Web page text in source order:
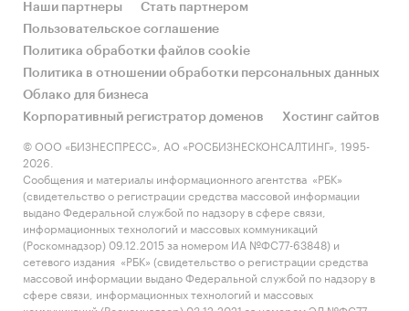
Наши партнеры
Стать партнером
Пользовательское соглашение
Политика обработки файлов cookie
Политика в отношении обработки персональных данных
Облако для бизнеса
Корпоративный регистратор доменов
Хостинг сайтов
© ООО «БИЗНЕСПРЕСС», АО «РОСБИЗНЕСКОНСАЛТИНГ», 1995-
2026.
Сообщения и материалы информационного агентства «РБК»
(свидетельство о регистрации средства массовой информации
выдано Федеральной службой по надзору в сфере связи,
информационных технологий и массовых коммуникаций
(Роскомнадзор) 09.12.2015 за номером ИА №ФС77-63848) и
сетевого издания «РБК» (свидетельство о регистрации средства
массовой информации выдано Федеральной службой по надзору в
сфере связи, информационных технологий и массовых